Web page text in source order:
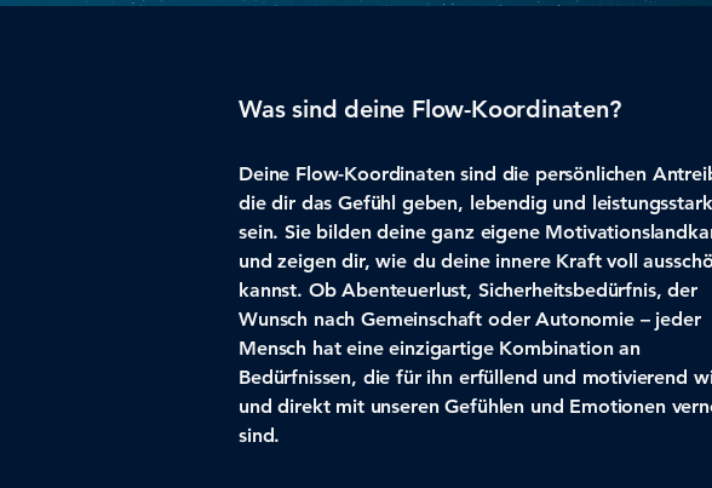
Was sind deine Flow-Koordinaten?
Deine Flow-Koordinaten sind die persönlichen
die dir das Gefühl geben, lebendig und
sein. Sie bilden deine ganz eigene
und zeigen dir, wie du deine innere Kraft voll
kannst. Ob Abenteuerlust, Sicherheitsbedürfnis, der
Wunsch nach Gemeinschaft oder Autonomie – jeder
Mensch hat eine einzigartige Kombination an
Bedürfnissen, die für ihn erfüllend und motivierend
und direkt mit unseren Gefühlen und Emotionen
sind.